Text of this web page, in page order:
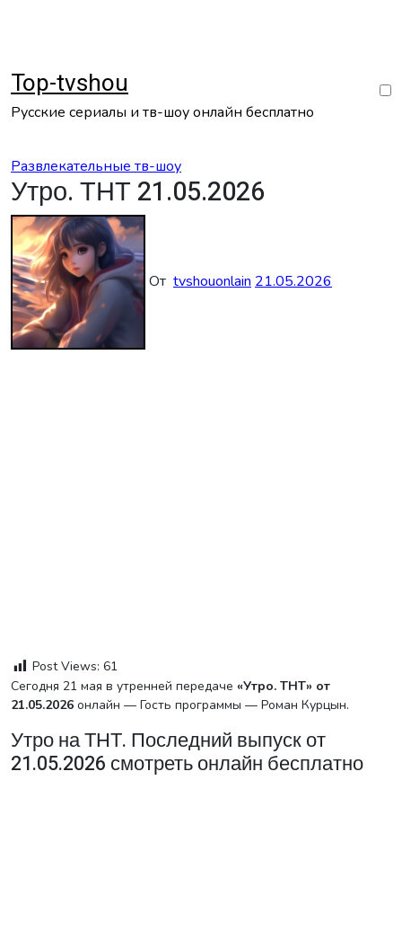
Top-tvshou
Русские сериалы и тв-шоу онлайн бесплатно
Развлекательные тв-шоу
Утро. ТНТ 21.05.2026
От tvshouonlain 21.05.2026
Post Views: 61
Сегодня 21 мая в утренней передаче «Утро. ТНТ» от
21.05.2026 онлайн — Гость программы — Роман Курцын.
Утро на ТНТ. Последний выпуск от
21.05.2026 смотреть онлайн бесплатно